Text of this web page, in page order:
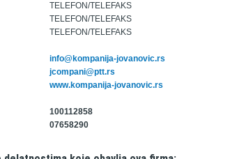
TELEFON/TELEFAKS
TELEFON/TELEFAKS
TELEFON/TELEFAKS
info@kompanija-jovanovic.rs
jcompani@ptt.rs
www.kompanija-jovanovic.rs
100112858
07658290